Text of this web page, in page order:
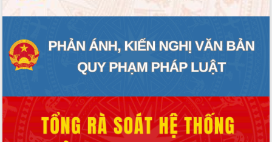
Ngành cá ngừ Đắk Lắk chủ động thích
ứng để giữ vững thị trường xuất khẩu
phá cơ chế - Hợp tác công tư
Đề án 06 tạo bước ngoặt đột phá trong
cải cách hành chính tỉnh Đắk Lắk
để phát triển du lịch Đắk Lắk
Khởi động Dự án Đầu tư xây dựng hạ
tầng kỹ thuật Cụm công nghiệp Tân
Tiến